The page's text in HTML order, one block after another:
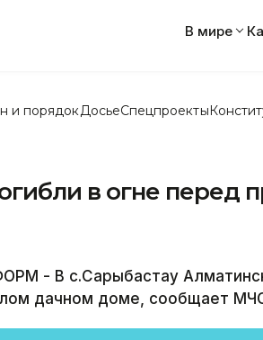
В мире
и порядок ДосьеСпецпроекты
в огне перед
- В с.Сарыбастау
дачном доме, сообщает